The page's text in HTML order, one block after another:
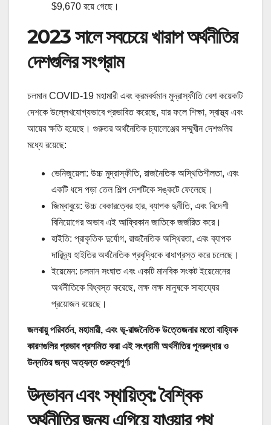
$9,670 রয়ে গেছে।
2023 সালে সবচেয়ে খারাপ অর্থনীতির
দেশগুলির সংগ্রাম
চলমান COVID-19 মহামারী এবং ক্রমবর্ধমান মুদ্রাস্ফীতি বেশ কয়েকটি
দেশকে উল্লেখযোগ্যভাবে প্রভাবিত করেছে, যার ফলে শিক্ষা, স্বাস্থ্য এবং
আয়ের ক্ষতি হয়েছে। গুরুতর অর্থনৈতিক চ্যালেঞ্জের সম্মুখীন দেশগুলির
মধ্যে রয়েছে:
ভেনিজুয়েলা: উচ্চ মুদ্রাস্ফীতি, রাজনৈতিক অস্থিতিশীলতা, এবং
একটি ধসে পড়া তেল শিল্প দেশটিকে সঙ্কটে ফেলেছে।
জিম্বাবুয়ে: উচ্চ বেকারত্বের হার, ব্যাপক দুর্নীতি, এবং বিদেশী
বিনিয়োগের অভাব এই আফ্রিকান জাতিকে জর্জরিত করে।
হাইতি: প্রাকৃতিক দুর্যোগ, রাজনৈতিক অস্থিরতা, এবং ব্যাপক
দারিদ্র্য হাইতির অর্থনৈতিক প্রবৃদ্ধিকে বাধাগ্রস্ত করে চলেছে।
ইয়েমেন: চলমান সংঘাত এবং একটি মানবিক সংকট ইয়েমেনের
অর্থনীতিকে বিধ্বস্ত করেছে, লক্ষ লক্ষ মানুষকে সাহায্যের
প্রয়োজন রয়েছে।
জলবায়ু পরিবর্তন, মহামারী, এবং ভূ-রাজনৈতিক উত্তেজনার মতো বাহ্যিক
কারণগুলির প্রভাব প্রশমিত করা এই সংগ্রামী অর্থনীতির পুনরুদ্ধার ও
উন্নতির জন্য অত্যন্ত গুরুত্বপূর্ণ৷
উদ্ভাবন এবং স্থায়িত্ব: বৈশ্বিক
অর্থনীতির জন্য এগিয়ে যাওয়ার পথ